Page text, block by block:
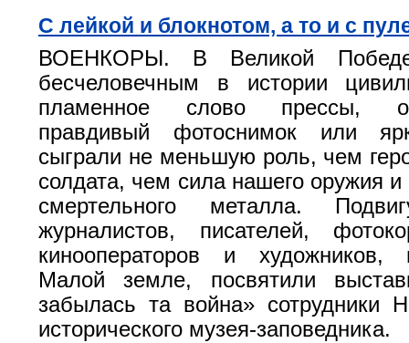
С лейкой и блокнотом, а то и с
ВОЕНКОРЫ. В Великой
бесчеловечным в истории
пламенное слово прессы,
правдивый фотоснимок или
сыграли не меньшую роль, чем
солдата, чем сила нашего оружия
смертельного металла.
журналистов, писателей,
кинооператоров и
Малой земле, посвятили
забылась та война» сотрудники
исторического музея-заповедника.